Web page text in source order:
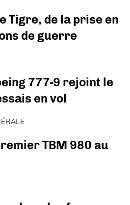
Tigre, de la prise en
de guerre
777-9 rejoint le
en vol
TBM 980 au